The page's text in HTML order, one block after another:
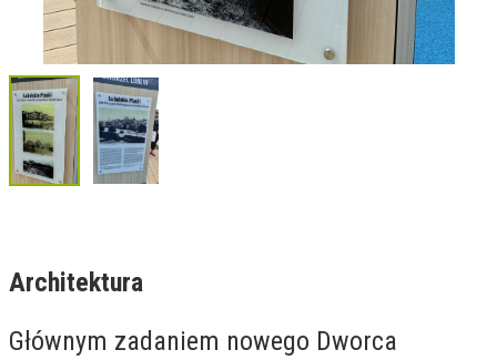
Architektura
Głównym zadaniem nowego Dworca